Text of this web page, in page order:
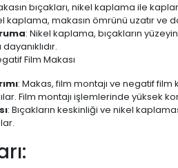
bıçakları, nikel kaplama ile
makasın ömrünü uzatır ve
: Nikel kaplama, bıçakların
Film Makası
: Makas, film montajı ve negatif
Film montajı işlemlerinde yüksek
: Bıçakların keskinliği ve nikel